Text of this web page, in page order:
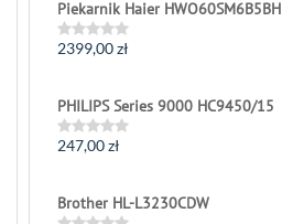
out
of
5
Piekarnik Haier HWO60SM6B5BH
Rated
of
5
2399,00zł
PHILIPS Series 9000 HC9450/15
Rated
of
5
247,00zł
Brother HL-L3230CDW